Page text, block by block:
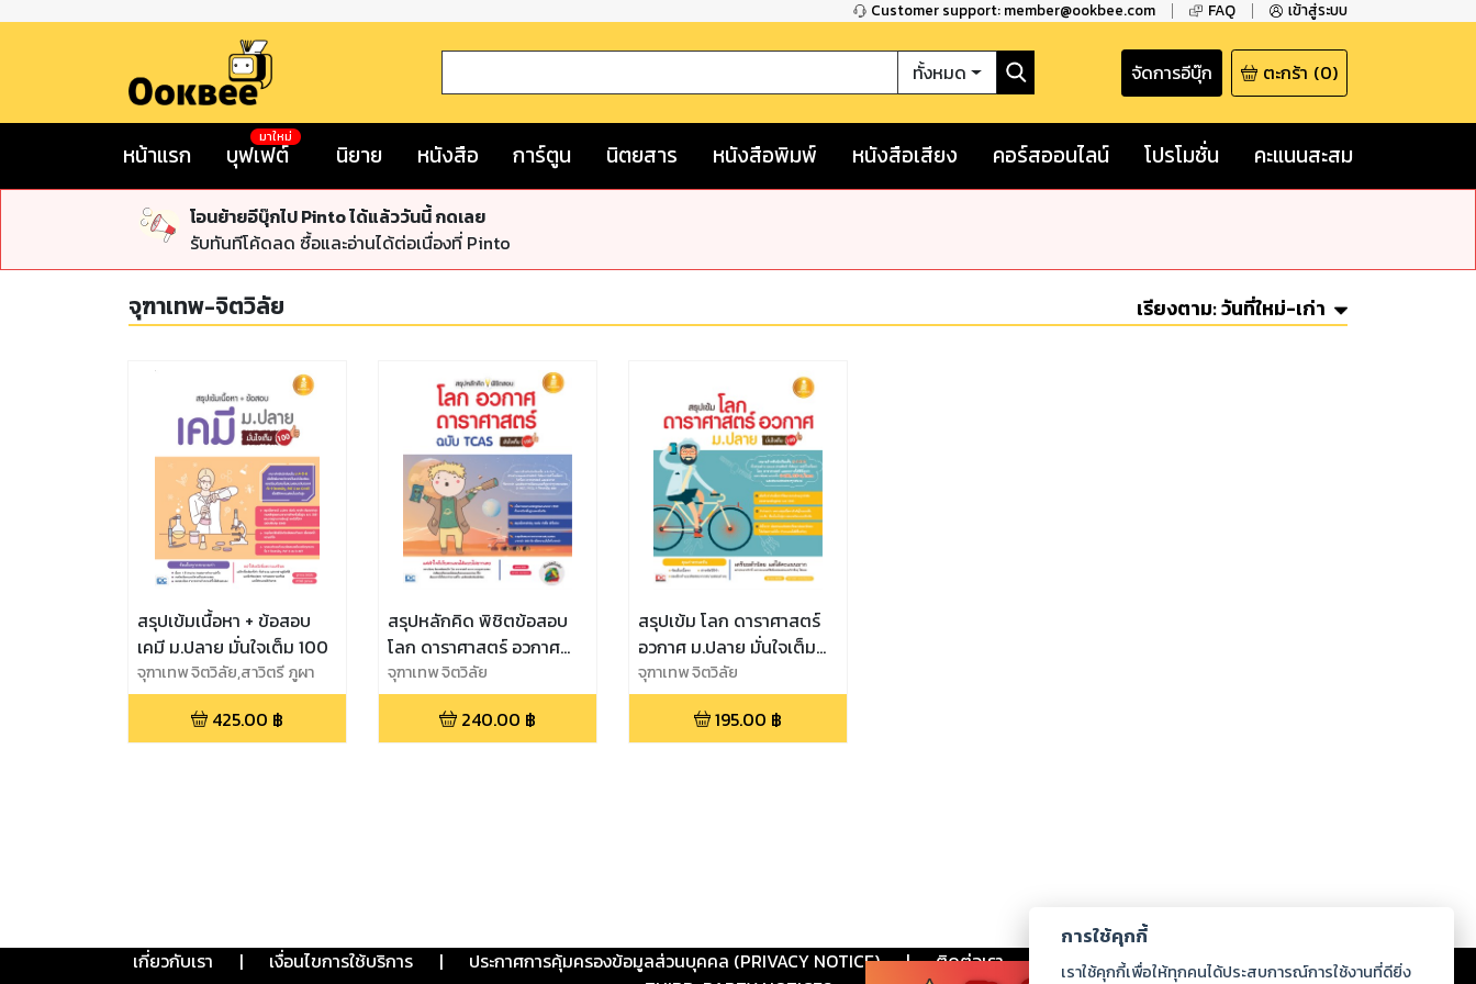
Customer support: member@ookbee.com FAQ เข้าสู่ระบบ
ทั้งหมด จัดการอีบุ๊ก ตะกร้า (0)
หน้าแรก บุฟเฟต์
มาใหม่
นิยาย หนังสือ การ์ตูน นิตยสาร หนังสือพิมพ์ หนังสือเสียง คอร์สออนไลน์ โปรโมชั่น คะแนนสะสม
โอนย้ายอีบุ๊กไป Pinto ได้แล้ววันนี้ กดเลย
รับทันทีโค้ดลด ซื้อและอ่านได้ต่อเนื่องที่ Pinto
จุฑาเทพ-จิตวิลัย เรียงตาม:วันที่ใหม่-เก่า
สรุปเข้มเนื้อหา + ข้อสอบ
เคมี ม.ปลาย มั่นใจเต็ม 100
จุฑาเทพ จิตวิลัย,สาวิตรี ภูผา
แนบ
425.00 ฿
สรุปหลักคิด พิชิตข้อสอบ
โลก ดาราศาสตร์ อวกาศ
ฉบับ TCAS มั่นใจเต็ม 100
จุฑาเทพ จิตวิลัย
240.00 ฿
สรุปเข้ม โลก ดาราศาสตร์
อวกาศ ม.ปลาย มั่นใจเต็ม
100
จุฑาเทพ จิตวิลัย
195.00 ฿
เกี่ยวกับเรา | เงื่อนไขการใช้บริการ | ประกาศการคุ้มครองข้อมูลส่วนบุคคล (PRIVACY NOTICE) | ติดต่อเรา ร่วมงานกับเรา ดาวน์โหลด
การใช้คุกกี้
เราใช้คุกกี้เพื่อให้ทุกคนได้ประสบการณ์การใช้งานที่ดียิ่ง